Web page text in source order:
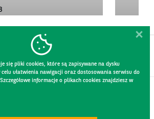
się pliki cookies, które są zapisywane na dysku
celu ułatwienia nawigacji oraz dostosowania serwisu do
informacje o plikach cookies znajdziesz w